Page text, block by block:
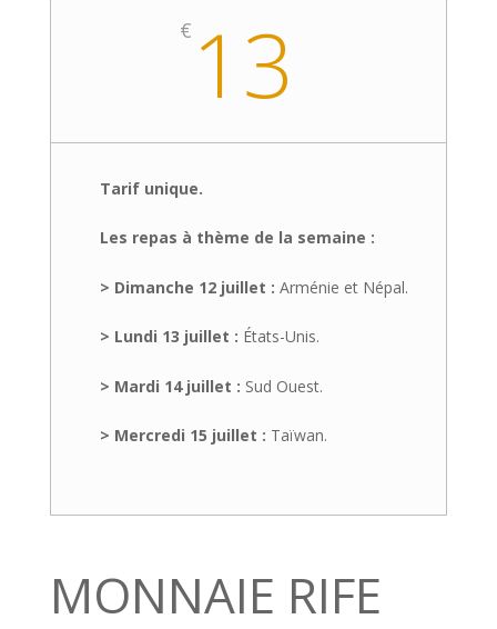
€ 13
Tarif unique.
Les repas à thème de la semaine :
> Dimanche 12 juillet : Arménie et Népal.
> Lundi 13 juillet : États-Unis.
> Mardi 14 juillet : Sud Ouest.
> Mercredi 15 juillet : Taïwan.
MONNAIE RIFE